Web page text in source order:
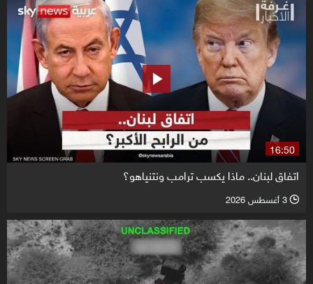
16:50
اتفاق لبنان.. ماذا يكسب ترامب ونتنياهو؟
l 3 أغسطس 2026